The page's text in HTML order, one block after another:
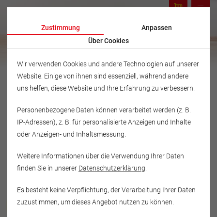
Musikschule Fröhlich
Zustimmung
Anpassen
Über Cookies
Wir verwenden Cookies und andere Technologien auf unserer
Website. Einige von ihnen sind essenziell, während andere
uns helfen, diese Website und Ihre Erfahrung zu verbessern.
Personenbezogene Daten können verarbeitet werden (z. B.
IP-Adressen), z. B. für personalisierte Anzeigen und Inhalte
oder Anzeigen- und Inhaltsmessung.
Weitere Informationen über die Verwendung Ihrer Daten
finden Sie in unserer Datenschutzerklärung
Es besteht keine Verpflichtung, der Verarbeitung Ihrer Daten
zuzustimmen, um dieses Angebot nutzen zu können.